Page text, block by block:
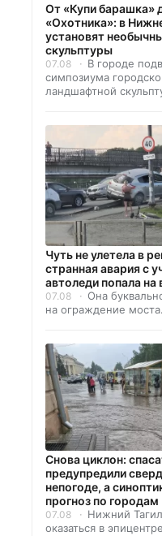
От «Купи барашка»
«Охотника»: в
установят
скульптуры
07.08
В городе
симпозиума
ландшафтной
Чуть не улетела в
странная авария с
автоледи попала на
07.08
Она
на ограждение моста.
Снова циклон:
предупредили
непогоде, а
прогноз по городам
07.08
Нижний
оказаться в